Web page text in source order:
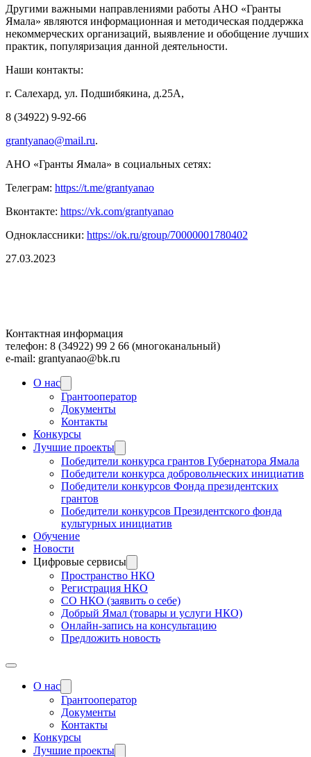
Другими важными направлениями работы АНО «Гранты
Ямала» являются информационная и методическая поддержка
некоммерческих организаций, выявление и обобщение лучших
практик, популяризация данной деятельности.
Наши контакты:
г. Салехард, ул. Подшибякина, д.25А,
8 (34922) 9-92-66
grantyanao@mail.ru.
АНО «Гранты Ямала» в социальных сетях:
Телеграм: https://t.me/grantyanao
Вконтакте: https://vk.com/grantyanao
Одноклассники: https://ok.ru/group/70000001780402
27.03.2023
Контактная информация
телефон: 8 (34922) 99 2 66 (многоканальный)
e-mail: grantyanao@bk.ru
О нас
Грантооператор
Документы
Контакты
Конкурсы
Лучшие проекты
Победители конкурса грантов Губернатора Ямала
Победители конкурса добровольческих инициатив
Победители конкурсов Фонда президентских
грантов
Победители конкурсов Президентского фонда
культурных инициатив
Обучение
Новости
Цифровые сервисы
Пространство НКО
Регистрация НКО
СО НКО (заявить о себе)
Добрый Ямал (товары и услуги НКО)
Онлайн-запись на консультацию
Предложить новость
О нас
Грантооператор
Документы
Контакты
Конкурсы
Лучшие проекты